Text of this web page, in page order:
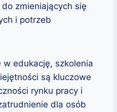
zmieniających się
i potrzeb
edukację, szkolenia
są kluczowe
rynku pracy i
dla osób